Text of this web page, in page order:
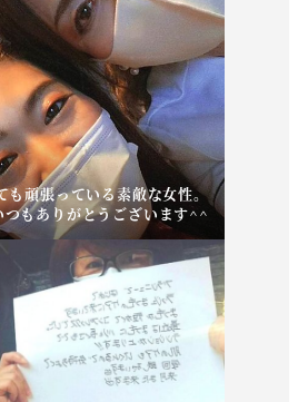
も頑張っている素敵な女性。
つもありがとうございます^^